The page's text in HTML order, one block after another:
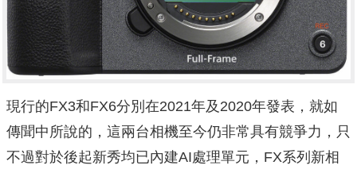
現行的FX3和FX6分別在2021年及2020年發表，就如
傳聞中所說的，這兩台相機至今仍非常具有競爭力，只
不過對於後起新秀均已內建AI處理單元，FX系列新相